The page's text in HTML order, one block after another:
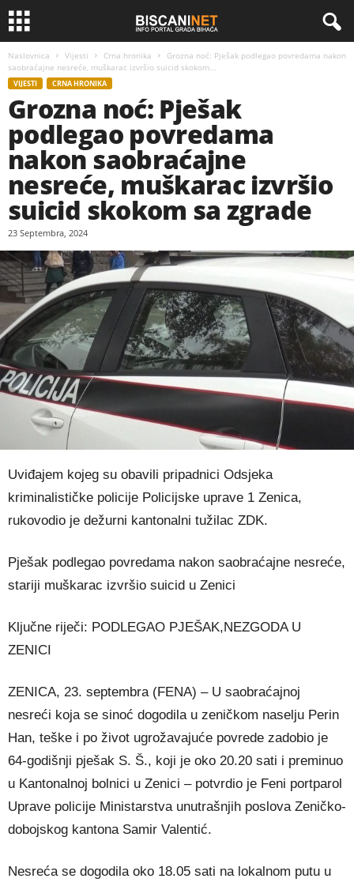
Naslovnica Vijesti Crna hronika
Grozna noć: Pješak podlegao povredama nakon
saobraćajne nesreće, muškarac izvršio suicid skokom...
VIJESTI CRNA HRONIKA
Grozna noć: Pješak
podlegao povredama
nakon saobraćajne
nesreće, muškarac izvršio
suicid skokom sa zgrade
23 Septembra, 2024
Uviđajem kojeg su obavili pripadnici Odsjeka
kriminalističke policije Policijske uprave 1 Zenica,
rukovodio je dežurni kantonalni tužilac ZDK.
Pješak podlegao povredama nakon saobraćajne nesreće,
stariji muškarac izvršio suicid u Zenici
Ključne riječi: PODLEGAO PJEŠAK,NEZGODA U
ZENICI
ZENICA, 23. septembra (FENA) – U saobraćajnoj
nesreći koja se sinoć dogodila u zeničkom naselju Perin
Han, teške i po život ugrožavajuće povrede zadobio je
64-godišnji pješak S. Š., koji je oko 20.20 sati i preminuo
u Kantonalnoj bolnici u Zenici – potvrdio je Feni portparol
Uprave policije Ministarstva unutrašnjih poslova Zeničko-
dobojskog kantona Samir Valentić.
Nesreća se dogodila oko 18.05 sati na lokalnom putu u